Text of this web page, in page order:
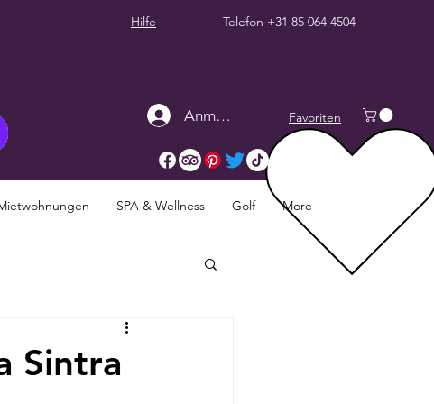
Hilfe Telefon +31 85 064 4504
Anmelden Favoriten
SPA & Wellness Golf More
Sintra